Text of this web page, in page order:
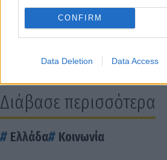
CONFIRM
Data Deletion Data Access
Διάβασε περισσότερα
Ελλάδα Κοινωνία